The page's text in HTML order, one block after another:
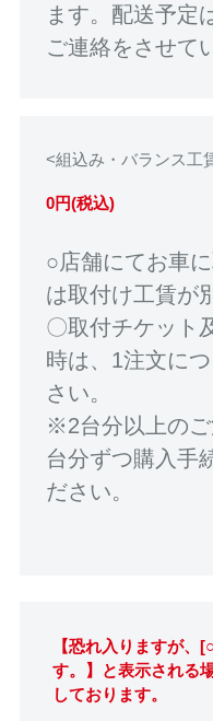
ます。配送予定
ご連絡をさせて
<組込み・バランス工
0円(税込)
○店舗にてお車
は取付け工賃が
〇取付チケット
時は、1注文に
さい。
※2台分以上の
台分ずつ購入手
ださい。
【恐れ入りますが、
す。】と表示される
しております。